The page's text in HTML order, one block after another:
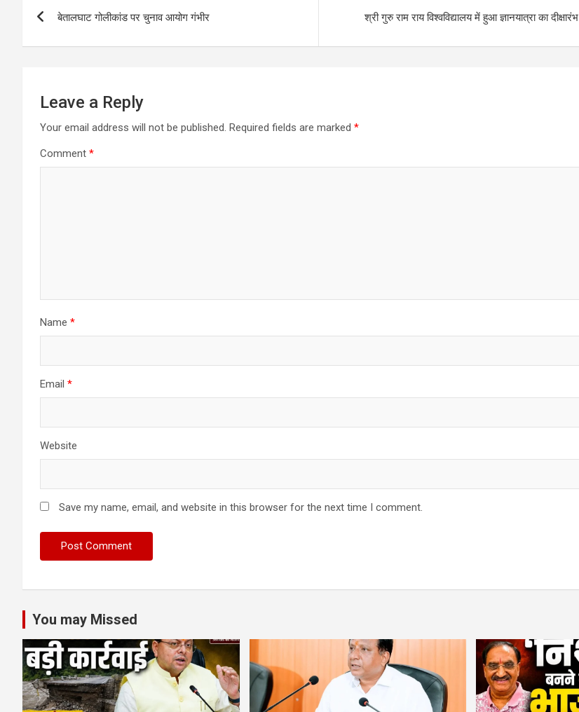
A
o
a
बेतालघाट गोलीकांड पर चुनाव आयोग गंभीर श्री गुरु राम राय विश्वविद्यालय में हुआ ज्ञानयात्रा का दीक्षारंभ
Leave a Reply
Your email address will not be published. Required fields are marked *
Comment *
Name *
Email *
Website
Save my name, email, and website in this browser for the next time I comment.
You may Missed